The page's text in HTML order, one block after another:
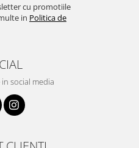
cu promotiile
in Politica de
social media